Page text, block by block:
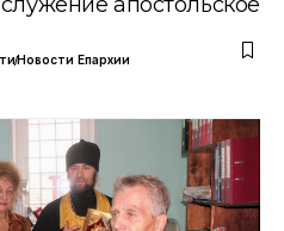
апостольское
Новости Епархии